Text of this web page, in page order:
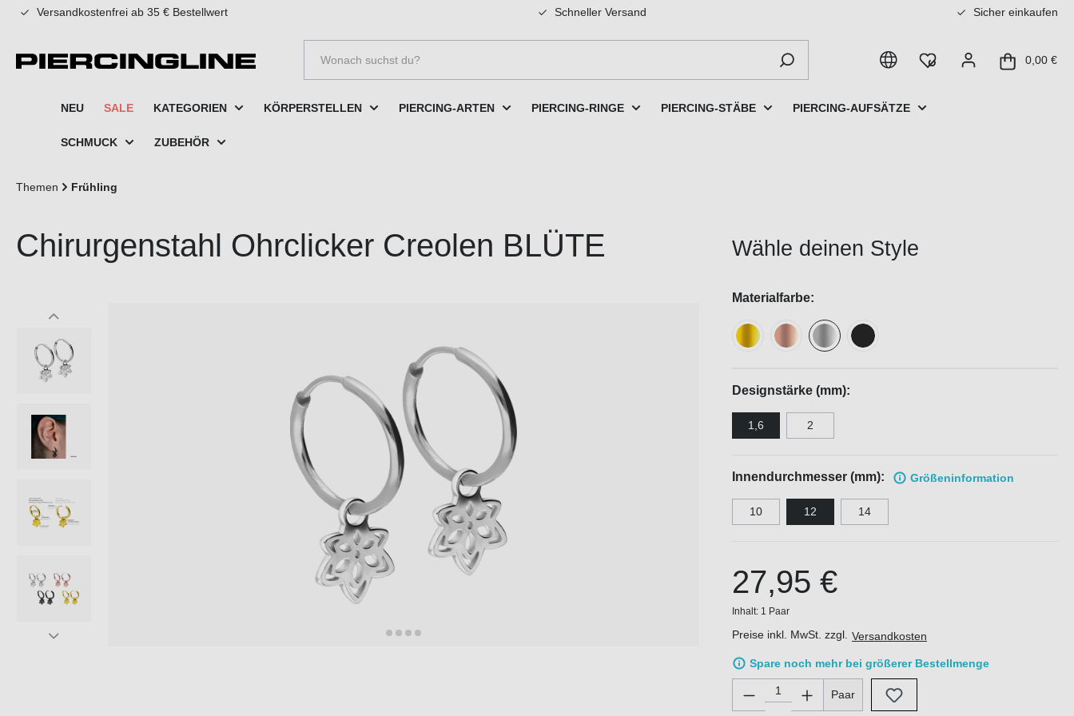
springen Zur Hauptnavigation springen
Versandkostenfrei ab 35 € Bestellwert Schneller Versand Sicher einkaufen
0,00 €
NEU SALE KATEGORIEN KÖRPERSTELLEN PIERCING-ARTEN PIERCING-RINGE PIERCING-STÄBE PIERCING-AUFSÄTZE
SCHMUCK ZUBEHÖR
Themen Frühling
Chirurgenstahl Ohrclicker Creolen BLÜTE Wähle deinen Style
Materialfarbe:
Designstärke (mm):
1,6 2
Innendurchmesser (mm): Größeninformation
10 12 14
27,95 €
Inhalt: 1 Paar
Preise inkl. MwSt. zzgl. Versandkosten
Spare noch mehr bei größerer Bestellmenge
Produkt Anzahl: Gib den gewünschten Wert ein oder
Paar